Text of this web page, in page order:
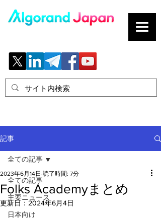
記事
全ての記事
主要ニュース
日本向け
全ての記事
Folks Academyまとめ
2023年6月14日 読了時間: 7分
更新日： 2024年6月4日